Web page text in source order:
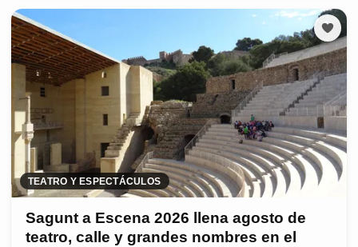
TEATRO Y ESPECTÁCULOS
Sagunt a Escena 2026 llena agosto de
teatro, calle y grandes nombres en el